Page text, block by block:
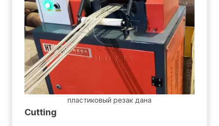
пластиковый резак дана
Cutting